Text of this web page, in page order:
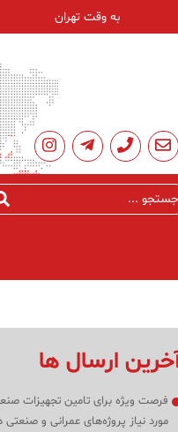
به وقت تهران
ارسال ها
فرصت ویژه برای تامین تجهیزات
مورد نیاز پروژه‌های عمرانی و صنعتی